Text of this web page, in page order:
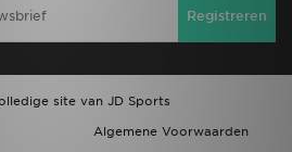
Registreren
site van JD Sports
Algemene Voorwaarden